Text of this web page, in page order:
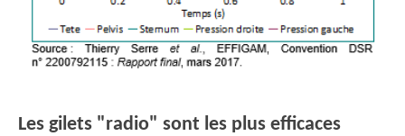
Les gilets "radio" sont les plus efficaces